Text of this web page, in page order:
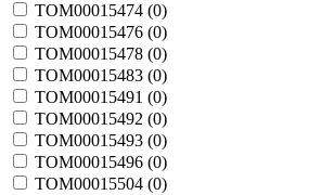
TOM00015474 (0)
TOM00015476 (0)
TOM00015478 (0)
TOM00015483 (0)
TOM00015491 (0)
TOM00015492 (0)
TOM00015493 (0)
TOM00015496 (0)
TOM00015504 (0)